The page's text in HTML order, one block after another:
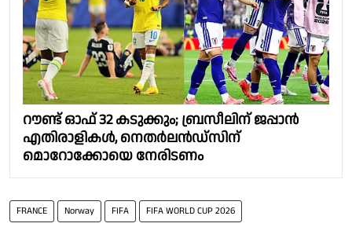
റൗണ്ട് ഓഫ് 32 കടുക്കും; ബ്രസീലിന് ജപ്പാൻ
എതിരാളികൾ, നെതർലൻഡ്‌സിന്
മൊറോക്കോയെ നേരിടണം
FRANCE Norway FIFA FIFA WORLD CUP 2026